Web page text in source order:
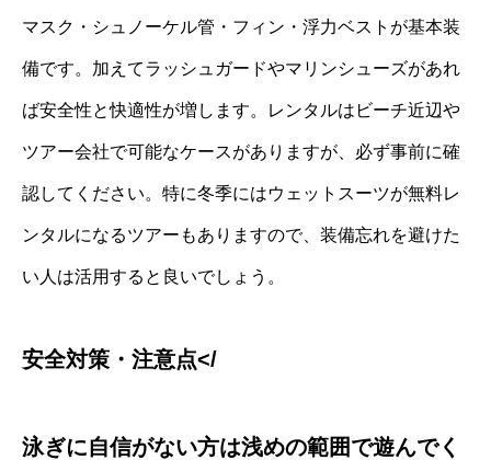
マスク・シュノーケル管・フィン・浮力ベストが基本装
備です。加えてラッシュガードやマリンシューズがあれ
ば安全性と快適性が増します。レンタルはビーチ近辺や
ツアー会社で可能なケースがありますが、必ず事前に確
認してください。特に冬季にはウェットスーツが無料レ
ンタルになるツアーもありますので、装備忘れを避けた
い人は活用すると良いでしょう。
安全対策・注意点</
泳ぎに自信がない方は浅めの範囲で遊んでく